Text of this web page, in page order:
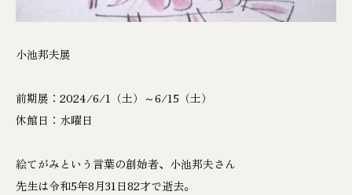
小池邦夫展
前期展：2024/6/1（土）～6/15（土）
休館日：水曜日
絵てがみという言葉の創始者、小池邦夫さん
先生は令和5年8月31日82才で逝去。